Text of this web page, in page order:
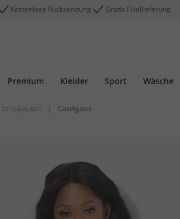
Kostenlose Rücksendung Gratis Filiallieferung
Premium Kleider Sport Wäsche
Strickjacken | Cardigans